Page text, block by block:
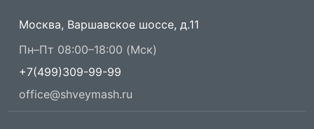
Москва, Варшавское шоссе, д.11
Пн–Пт 08:00–18:00 (Мск)
+7(499)309-99-99
office@shveymash.ru